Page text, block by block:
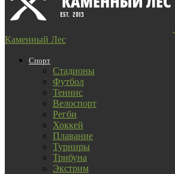
Каменный Лес
Спорт
Стадионы
Футбол
Теннис
Велоспорт
Регби
Хоккей
Плавание
Турниры
Трибуна
Экстрим